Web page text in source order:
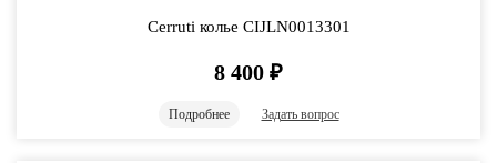
Cerruti колье CIJLN0013301
8 400 ₽
Подробнее Задать вопрос